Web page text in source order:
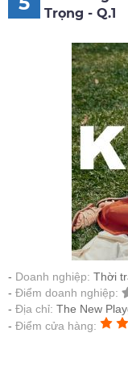
Trọng - Q.1
Doanh nghiệp: Thời
Điểm doanh nghiệp:
Địa chỉ: The New
Điểm cửa hàng: